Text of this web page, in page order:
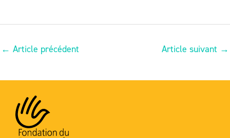
← Article précédent Article suivant →